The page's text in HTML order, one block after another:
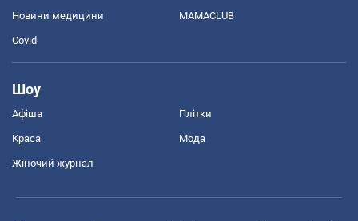
Новини медицини MAMACLUB
Covid
Шоу
Афіша Плітки
Краса Мода
Жіночий журнал